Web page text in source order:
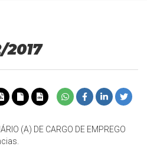
(A) DE CARGO DE EMPREGO